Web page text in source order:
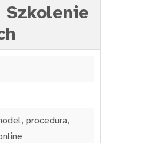
Szkolenie
procedura,